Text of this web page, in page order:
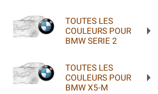
TOUTES LES
COULEURS POUR
BMW SERIE 2
TOUTES LES
COULEURS POUR
BMW X5-M